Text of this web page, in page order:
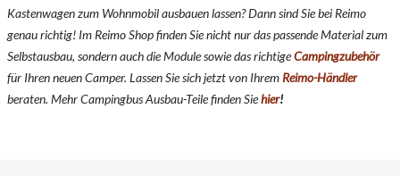
Kastenwagen zum Wohnmobil ausbauen lassen? Dann sind Sie bei Reimo
genau richtig! Im Reimo Shop finden Sie nicht nur das passende Material zum
Selbstausbau, sondern auch die Module sowie das richtigeCampingzubehör
für Ihren neuen Camper. Lassen Sie sich jetzt von Ihrem Reimo-Händler
beraten. Mehr Campingbus Ausbau-Teile finden Siehier!